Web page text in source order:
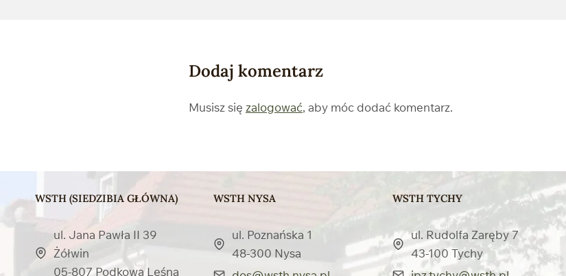
Dodaj komentarz
Musisz się zalogować, aby móc dodać komentarz.
WSTH (SIEDZIBIA GŁÓWNA)
ul. Jana Pawła II 39
Żółwin
05-807 Podkowa Leśna
WSTH NYSA
ul. Poznańska 1
48-300 Nysa
WSTH TYCHY
ul. Rudolfa Zaręby 7
43-100 Tychy